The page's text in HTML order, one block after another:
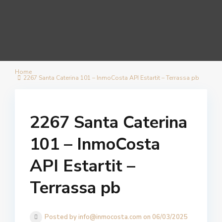
Home
2267 Santa Caterina 101 – InmoCosta API Estartit – Terrassa pb
2267 Santa Caterina
101 – InmoCosta
API Estartit –
Terrassa pb
Posted by info@inmocosta.com on 06/03/2025